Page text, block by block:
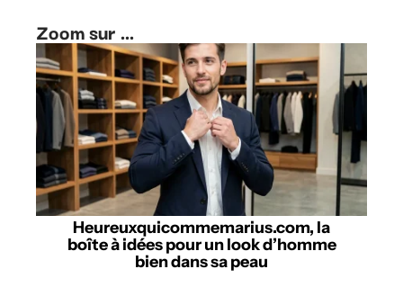
Zoom sur ...
Heureuxquicommemarius.com, la
boîte à idées pour un look d’homme
bien dans sa peau